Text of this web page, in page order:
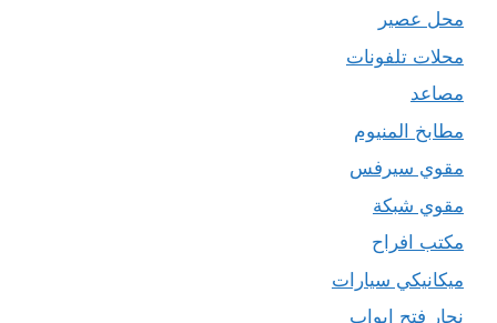
محل عصير
محلات تلفونات
مصاعد
مطابخ المنيوم
مقوي سيرفس
مقوي شبكة
مكتب افراح
ميكانيكي سيارات
نجار فتح ابواب